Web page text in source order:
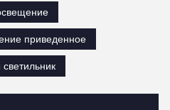
приведенное